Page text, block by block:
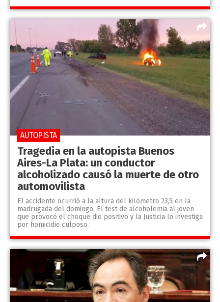
Tragedia en la autopista Buenos
Aires-La Plata: un conductor
alcoholizado causó la muerte de otro
automovilista
El accidente ocurrió a la altura del kilómetro 23,5 en la
madrugada del domingo. El test de alcoholemia al joven
que provocó el choque dio positivo y la Justicia lo investiga
por homicidio culposo.
AUTOPISTA